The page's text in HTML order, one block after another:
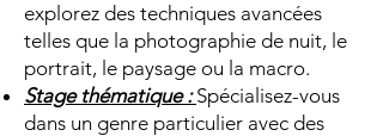
explorez des techniques avancées
telles que la photographie de nuit, le
portrait, le paysage ou la macro.
Stage thématique :Spécialisez-vous
dans un genre particulier avec des